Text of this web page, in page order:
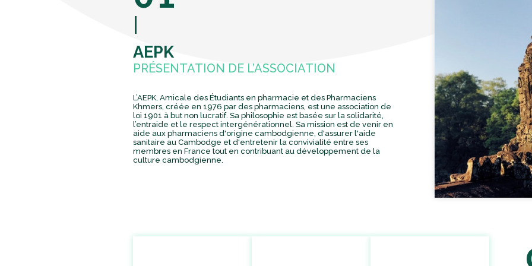
AEPK
PRÉSENTATION DE L’ASSOCIATION
L’AEPK, Amicale des Étudiants en pharmacie et des Pharmaciens
Khmers, créée en 1976 par des pharmaciens, est une association de
loi 1901 à but non lucratif. Sa philosophie est basée sur la solidarité,
l’entraide et le respect intergénérationnel. Sa mission est de venir en
aide aux pharmaciens d'origine cambodgienne, d'assurer l'aide
sanitaire au Cambodge et d'entretenir la convivialité entre ses
membres en France tout en contribuant au développement de la
culture cambodgienne.